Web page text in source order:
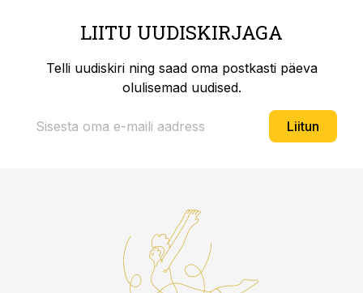
LIITU UUDISKIRJAGA
Telli uudiskiri ning saad oma postkasti päeva
olulisemad uudised.
Liitun